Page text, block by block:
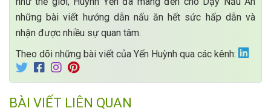
những bài viết hướng dẫn nấu ăn hết sức hấp dẫn và
nhận được nhiều sự quan tâm.
Theo dõi những bài viết của Yến Huỳnh qua các kênh:
BÀI VIẾT LIÊN QUAN